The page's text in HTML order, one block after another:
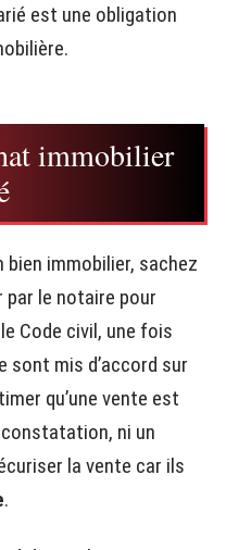
est une obligation
immobilier
bien immobilier, sachez
par le notaire pour
Code civil, une fois
sont mis d’accord sur
qu’une vente est
ni un
la vente car ils
.